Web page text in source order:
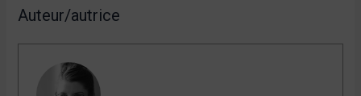
Auteur/autrice